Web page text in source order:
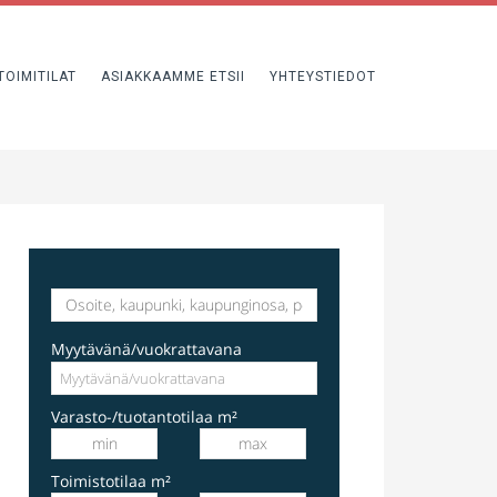
ASIAKKAAMME ETSII YHTEYSTIEDOT
Myytävänä/vuokrattavana
Varasto-/tuotantotilaa m²
Toimistotilaa m²
Hakkilankaari 1, Vantaa, Suomi, Hakkila